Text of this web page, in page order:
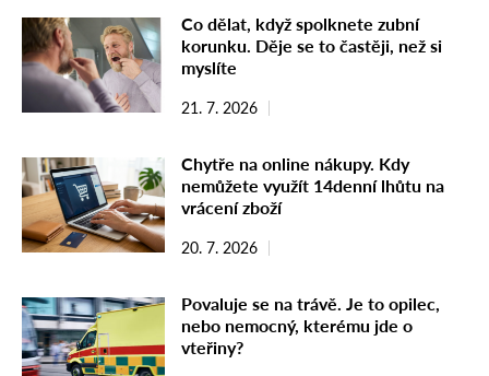
Co dělat, když spolknete zubní
korunku. Děje se to častěji, než si
myslíte
21. 7. 2026
Chytře na online nákupy. Kdy
nemůžete využít 14denní lhůtu na
vrácení zboží
20. 7. 2026
Povaluje se na trávě. Je to opilec,
nebo nemocný, kterému jde o
vteřiny?